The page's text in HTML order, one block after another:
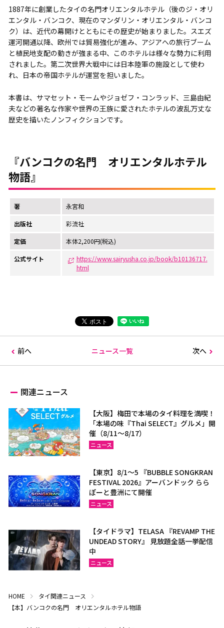
1887年に創業したタイの名門オリエンタルホテル（後のジ・オリ
エンタル・バンコク、現在のマンダリン・オリエンタル・バンコ
ク）は、近代の幕開けとともにその歴史が始まりました。スエズ
運河開通以降、欧州では貿易強化が進み、アジアへの旅行ブーム
と植民地支配の動きが強まる中、このホテルは様々な勢力に利用
されました。第二次世界大戦中には日本陸軍の施設として使わ
れ、日本の帝国ホテルが運営を担いました。
本書は、サマセット・モームやジョゼフ・コンラッド、三島由紀
夫などの著名な作家や世界の王族に愛されたホテルの波乱万丈な
歴史を描いたノンフィクションです。
『バンコクの名門 オリエンタルホテル
物語』
著 永宮和
出版社 彩流社
定価 本体2,200円(税込)
公式サイト
https://www.sairyusha.co.jp/book/b10136717.
html
前へ ニュース一覧 次へ
関連ニュース
【大阪】梅田で本場のタイ料理を満喫！
「本場の味『Thai SELECT』グルメ」開
催（8/11～8/17）
ニュース
【東京】8/1～5 『BUBBLE SONGKRAN
FESTIVAL 2026』アーバンドック らら
ぽーと豊洲にて開催
ニュース
【タイドラマ】TELASA 『REVAMP THE
UNDEAD STORY』 見放題全話一挙配信
中
ニュース
HOME
タイ関連ニュース
【本】バンコクの名門 オリエンタルホテル物語